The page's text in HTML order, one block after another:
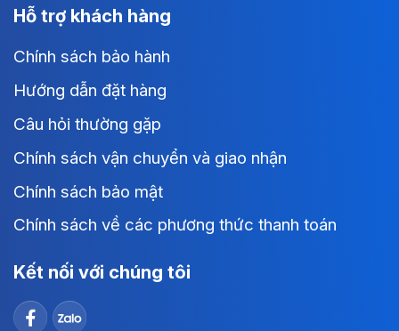
Hỗ trợ khách hàng
Chính sách bảo hành
Hướng dẫn đặt hàng
Câu hỏi thường gặp
Chính sách vận chuyển và giao nhận
Chính sách bảo mật
Chính sách về các phương thức thanh toán
Kết nối với chúng tôi